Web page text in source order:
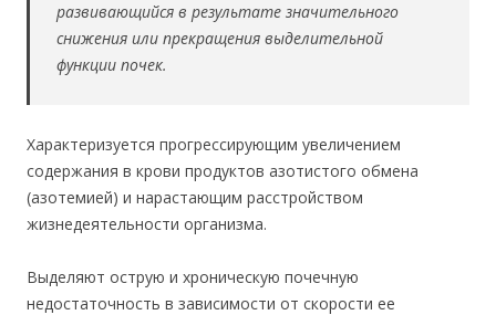
развивающийся в результате значительного
снижения или прекращения выделительной
функции почек.
Характеризуется прогрессирующим увеличением
содержания в крови продуктов азотистого обмена
(азотемией) и нарастающим расстройством
жизнедеятельности организма.
Выделяют острую и хроническую почечную
недостаточность в зависимости от скорости ее